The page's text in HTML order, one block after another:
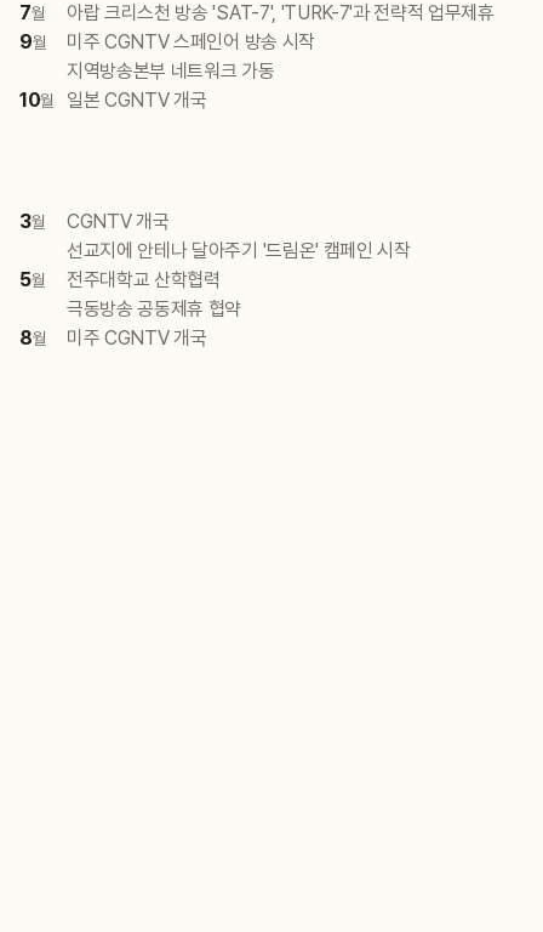
7월
아랍 크리스천 방송 'SAT-7', 'TURK-7'과 전략적 업무제휴
9월
미주 CGNTV 스페인어 방송 시작
지역방송본부 네트워크 가동
10월 일본 CGNTV 개국
3월
CGNTV 개국
선교지에 안테나 달아주기 '드림온' 캠페인 시작
5월
전주대학교 산학협력
극동방송 공동제휴 협약
8월 미주 CGNTV 개국